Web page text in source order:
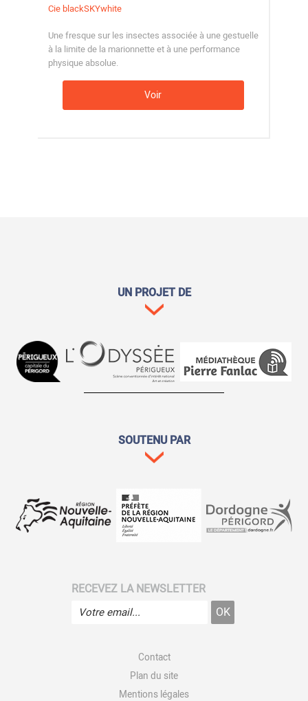
Cie blackSKYwhite
Une fresque sur les insectes associée à une gestuelle
à la limite de la marionnette et à une performance
physique absolue.
Voir
UN PROJET DE
SOUTENU PAR
RECEVEZ LA NEWSLETTER
Contact
Plan du site
Mentions légales